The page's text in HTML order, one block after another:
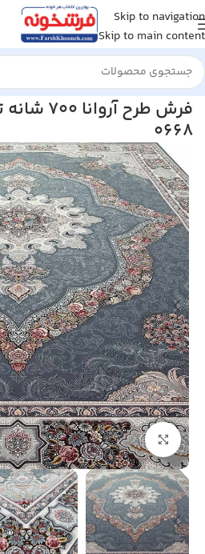
Skip to navigation
Skip to main content
خانه/فرش ماشینی/فرش 700 شانه
0668
بزرگنمایی تصویر